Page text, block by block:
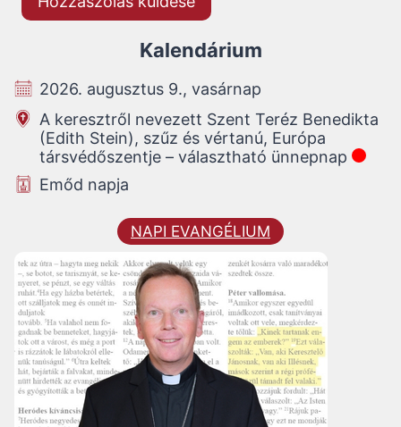
Kalendárium
2026. augusztus 9., vasárnap
A keresztről nevezett Szent Teréz Benedikta
(Edith Stein), szűz és vértanú, Európa
társvédőszentje – választható ünnepnap
Emőd napja
NAPI EVANGÉLIUM